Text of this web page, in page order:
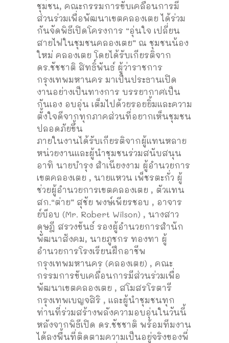
ชุมชน, คณะกรรมการขับเคลื่อนการมี
ส่วนร่วมเพื่อพัฒนาเขตคลองเตย ได้ร่วม
กันจัดพิธีเปิดโครงการ “อุ่นใจ เปลี่ยน
สายไฟในชุมชนคลองเตย” ณ ชุมชนน้อง
ใหม่ คลองเตย โดยได้รับเกียรติจาก
ดร.ชัชชาติ สิทธิ์พันธ์ ผู้ว่าราชการ
กรุงเทพมหานคร มาเป็นประธานเปิด
งานอย่างเป็นทางการ บรรยากาศเป็น
กันเอง อบอุ่น เต็มไปด้วยรอยยิ้มและความ
ตั้งใจดีจากทุกภาคส่วนที่อยากเห็นชุมชน
ปลอดภัยขึ้น
ภายในงานได้รับเกียรติจากผู้แทนหลาย
หน่วยงานและผู้นำชุมชนร่วมสนับสนุน
อาทิ นายบำรุง สำเนียงงาม ผู้อำนวยการ
เขตคลองเตย , นายแหวน เพ็ชรตะกั่ว ผู้
ช่วยผู้อำนวยการเขตคลองเตย , ตัวแทน
สก.“ต่าย” สุชัย พงษ์เพียรชอบ , อาจาร
ย์บ๊อบ (Mr. Robert Wilson) , นางสาว
ดุษฎี สรวงขันธ์ รองผู้อำนวยการสำนัก
พัฒนาสังคม, นายภูชกร ทองทา ผู้
อำนวยการโรงเรียนฝึกอาชีพ
กรุงเทพมหานคร (คลองเตย) , คณะ
กรรมการขับเคลื่อนการมีส่วนร่วมเพื่อ
พัฒนาเขตคลองเตย , สโมสรโรตารี
กรุงเทพเบญจสิริ , และผู้นำชุมชนทุก
ท่านที่ร่วมสร้างพลังความอบอุ่นในวันนี้
หลังจากพิธีเปิด ดร.ชัชชาติ พร้อมทีมงาน
ได้ลงพื้นที่ติดตามความเป็นอยู่จริงของพี่